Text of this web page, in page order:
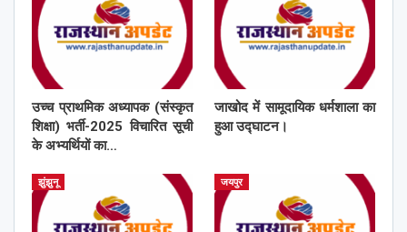
उच्च प्राथमिक अध्यापक (संस्कृत
शिक्षा) भर्ती-2025 विचारित सूची
के अभ्यर्थियों का…
जाखोद में सामूदायिक धर्मशाला का
हुआ उद्घाटन।
झुंझुनू जयपुर